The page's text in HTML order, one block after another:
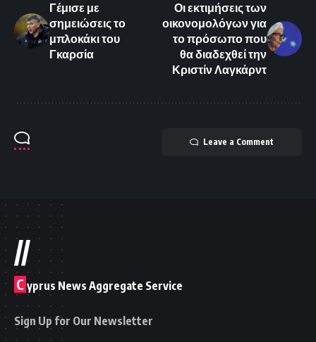
Γέμισε με
σημειώσεις το
μπλοκάκι του
Γκαρσία
Οι εκτιμήσεις των
οικονομολόγων για
το πρόσωπο που
θα διαδεχθεί την
Κριστίν Λαγκάρντ
Leave a Comment
//
C yprus News Aggregate Service
Sign Up for Our Newsletter